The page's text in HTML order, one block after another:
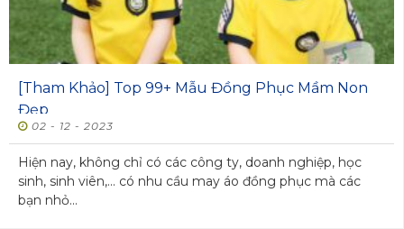
[Tham Khảo] Top 99+ Mẫu Đồng Phục Mầm Non
Đẹp
02 - 12 - 2023
Hiện nay, không chỉ có các công ty, doanh nghiệp, học
sinh, sinh viên,... có nhu cầu may áo đồng phục mà các
bạn nhỏ...